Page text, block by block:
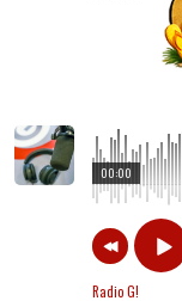
00:00
Radio G!